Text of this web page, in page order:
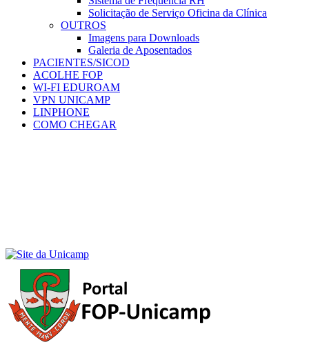
Solicitação de Serviço Oficina da Clínica
OUTROS
Imagens para Downloads
Galeria de Aposentados
PACIENTES/SICOD
ACOLHE FOP
WI-FI EDUROAM
VPN UNICAMP
LINPHONE
COMO CHEGAR